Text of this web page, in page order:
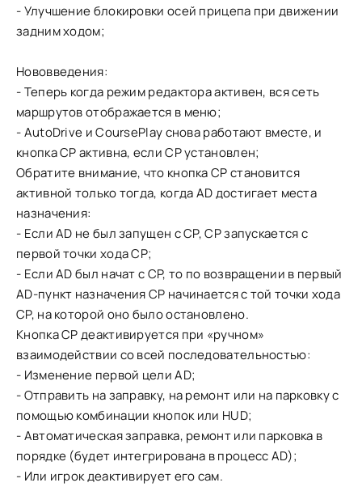
- Улучшение блокировки осей прицепа при движении
задним ходом;
Нововведения:
- Теперь когда режим редактора активен, вся сеть
маршрутов отображается в меню;
- AutoDrive и CoursePlay снова работают вместе, и
кнопка CP активна, если CP установлен;
Обратите внимание, что кнопка CP становится
активной только тогда, когда AD достигает места
назначения:
- Если AD не был запущен с CP, CP запускается с
первой точки хода CP;
- Если AD был начат с CP, то по возвращении в первый
AD-пункт назначения CP начинается с той точки хода
CP, на которой оно было остановлено.
Кнопка CP деактивируется при «ручном»
взаимодействии со всей последовательностью:
- Изменение первой цели AD;
- Отправить на заправку, на ремонт или на парковку с
помощью комбинации кнопок или HUD;
- Автоматическая заправка, ремонт или парковка в
порядке (будет интегрирована в процесс AD);
- Или игрок деактивирует его сам.